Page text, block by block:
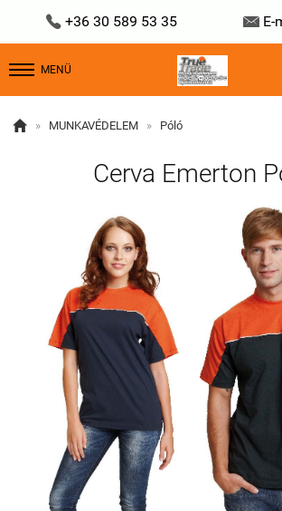
 +36 30 589 53 35  E-
MENÜ
 » MUNKAVÉDELEM » Póló
Cerva Emerton